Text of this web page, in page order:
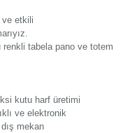
ve etkili
tabela pano ve totem
kutu harf üretimi
ve elektronik
mekan